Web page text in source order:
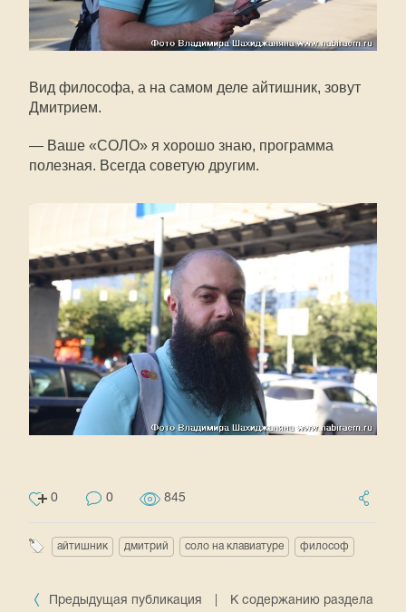
Вид философа, а на самом деле айтишник, зовут
Дмитрием.
— Ваше «СОЛО» я хорошо знаю, программа
полезная. Всегда советую другим.
0 0 845
айтишник дмитрий соло на клавиатуре философ
Предыдущая публикация
К содержанию раздела